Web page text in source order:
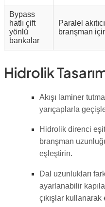
Bypass
hatlı çift
yönlü
bankalar
Paralel
branşman
Hidrolik
Akışı laminer
yarıçaplarla
Hidrolik direnci
branşman
eşleştirin.
Dal uzunlukları
ayarlanabilir
çıkışlar